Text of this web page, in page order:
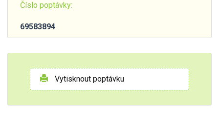
Číslo poptávky:
69583894
Vytisknout poptávku